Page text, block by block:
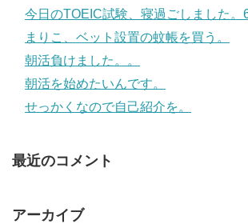
今日のTOEIC試験、寝過ごしました。
まりこ、ベット設置の蚊帳を買う。
朝活負けました。。
朝活を始めたいんです。
せっかくなので自己紹介を。
最近のコメント
アーカイブ